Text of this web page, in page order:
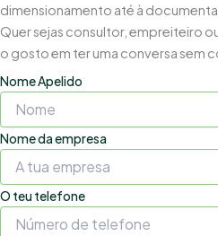
dimensionamento até à
Quer sejas consultor, empreiteiro
o gosto em ter uma conversa sem
Nome Apelido
Nome da empresa
O teu telefone